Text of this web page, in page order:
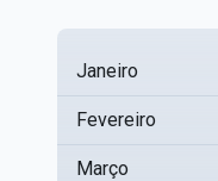
Janeiro
Fevereiro
Março